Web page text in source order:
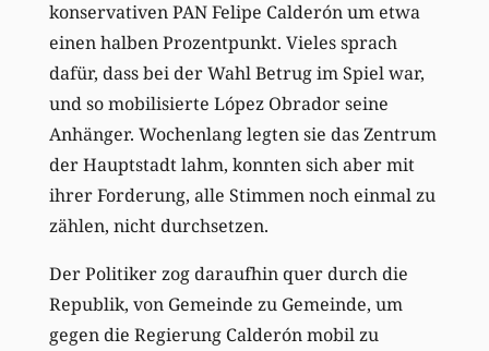
konservativen PAN Felipe Calderón um etwa
einen halben Prozentpunkt. Vieles sprach
dafür, dass bei der Wahl Betrug im Spiel war,
und so mobilisierte López Obrador seine
Anhänger. Wochenlang legten sie das Zentrum
der Hauptstadt lahm, konnten sich aber mit
ihrer Forderung, alle Stimmen noch einmal zu
zählen, nicht durchsetzen.
Der Politiker zog daraufhin quer durch die
Republik, von Gemeinde zu Gemeinde, um
gegen die Regierung Calderón mobil zu